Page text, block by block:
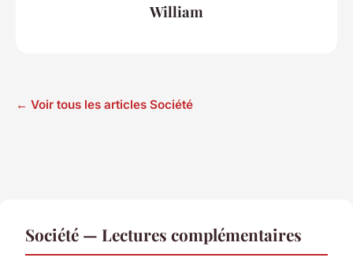
William
← Voir tous les articles Société
Société — Lectures complémentaires